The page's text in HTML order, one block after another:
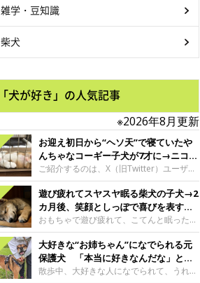
雑学・豆知識
柴犬
「犬が好き」の人気記事
※2026年8月更新
お迎え初日から“ヘソ天”で寝ていたや
んちゃなコーギー子犬が7才に→ニコニ
コ“コーギースマイル”が魅力のコに成
長！
ご紹介するのは、X（旧Twitter）ユーザー
＠Kus1oKg2vsgdWS2さんの愛犬でウェル
シュ・コーギー・ペンブロークの神楽ちゃ
ん。今年の8月で7才になるという神楽ちゃ
んですが、いったいどんな子犬時代を過ご
したのでしょうか。今回は、神楽ちゃんの
成長を飼い主さんと振り返ります！神楽ち
ゃんの成長について聞いた！お迎えから数
日後の神楽ちゃん（撮影時生後2カ月）＠
遊び疲れてスヤスヤ眠る柴犬の子犬→2
カ月後、笑顔としっぽで喜びを表すコ
に成長！
おもちゃで遊び疲れて、こてんと眠った子
犬。あれから2カ月、表情や行動にさまざ
まな変化が見られるようになりました。遊
び疲れて眠る生後2カ月のなっちゃん遊び
疲れた様子のなっちゃん。@Pkndg_紹介
大好きな“お姉ちゃん”になでられる元
保護犬 「本当に好きなんだな」と感
じる表情にほっこり
散歩中、大好きな人になでられて、うれし